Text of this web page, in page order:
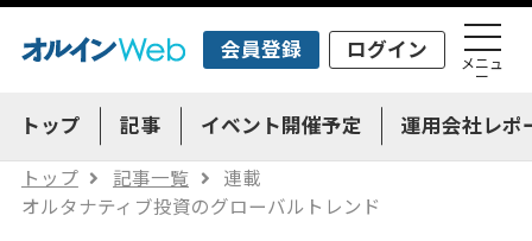
会員登録 ログイン
メニュ
ー
トップ 記事 イベント開催予定 運用会社レポ
トップ 記事一覧
連載
オルタナティブ投資のグローバルトレンド